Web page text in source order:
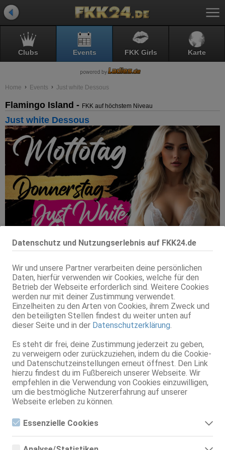
Datenschutz und Nutzungserlebnis auf FKK24.de
Wir und unsere Partner verarbeiten deine persönlichen
Daten, hierfür verwenden wir Cookies, welche für den
Betrieb der Webseite erforderlich sind. Weitere Cookies
werden nur mit deiner Zustimmung verwendet.
Einzelheiten zu den Arten von Cookies, ihrem Zweck und
den beteiligten Stellen findest du weiter unten auf
dieser Seite und in der Datenschutzerklärung.
Es steht dir frei, deine Zustimmung jederzeit zu geben,
zu verweigern oder zurückzuziehen, indem du die Cookie-
und Datenschutzeinstellungen erneut öffnest. Den Link
hierzu findest du im Fußbereich unserer Webseite. Wir
empfehlen in die Verwendung von Cookies einzuwilligen,
um die bestmögliche Nutzererfahrung auf unserer
Webseite erleben zu können.
Essenzielle Cookies
Essenzielle Cookies sind alle notwendigen Cookies, die für den
Clubs Events FKK Girls Karte
Home Events Just white Dessous
Flamingo Island - FKK auf höchstem Niveau
Just white Dessous
Donnerstag: Donnerstag (just white Dessous + 2 für 1
Getränkespecial):
Manchmal ist schlicht mehr als aufgebretzelt, was sich so
jeden Donnerstag im Flamingo Island bestätigt, wenn die
Damen in ihren weißen Dessous auftrumpfen, und
unschuldig dreinblicken, nur um es dann aber mal so richtig
zur Sache gehen zu lassen! Die Damen tragen weiße
man sich nicht entgehen lassen sollte!
*exkl. Champagner und Longdrinks
Donnerstag - Sonntag (Early Bird):